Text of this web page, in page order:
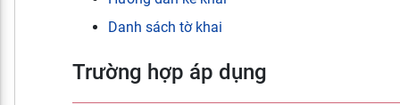
Danh sách tờ khai
Trường hợp áp dụng